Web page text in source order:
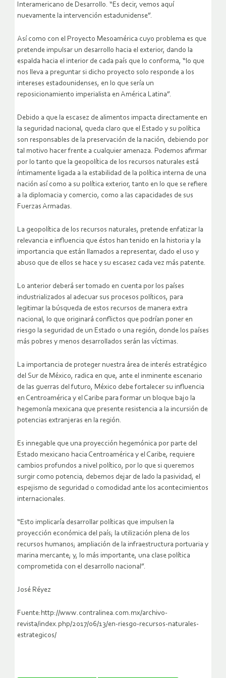
Interamericano de Desarrollo. “Es decir, vemos aquí
nuevamente la intervención estadunidense”.
Así como con el Proyecto Mesoamérica cuyo problema es que
pretende impulsar un desarrollo hacia el exterior, dando la
espalda hacia el interior de cada país que lo conforma, “lo que
nos lleva a preguntar si dicho proyecto solo responde a los
intereses estadounidenses, en lo que sería un
reposicionamiento imperialista en América Latina”.
Debido a que la escasez de alimentos impacta directamente en
la seguridad nacional, queda claro que el Estado y su política
son responsables de la preservación de la nación, debiendo por
tal motivo hacer frente a cualquier amenaza. Podemos afirmar
por lo tanto que la geopolítica de los recursos naturales está
íntimamente ligada a la estabilidad de la política interna de una
nación así como a su política exterior, tanto en lo que se refiere
a la diplomacia y comercio, como a las capacidades de sus
Fuerzas Armadas.
La geopolítica de los recursos naturales, pretende enfatizar la
relevancia e influencia que éstos han tenido en la historia y la
importancia que están llamados a representar, dado el uso y
abuso que de ellos se hace y su escasez cada vez más patente.
Lo anterior deberá ser tomado en cuenta por los países
industrializados al adecuar sus procesos políticos, para
legitimar la búsqueda de estos recursos de manera extra
nacional, lo que originará conflictos que podrían poner en
riesgo la seguridad de un Estado o una región, donde los países
más pobres y menos desarrollados serán las víctimas.
La importancia de proteger nuestra área de interés estratégico
del Sur de México, radica en que, ante el inminente escenario
de las guerras del futuro, México debe fortalecer su influencia
en Centroamérica y el Caribe para formar un bloque bajo la
hegemonía mexicana que presente resistencia a la incursión de
potencias extranjeras en la región.
Es innegable que una proyección hegemónica por parte del
Estado mexicano hacia Centroamérica y el Caribe, requiere
cambios profundos a nivel político, por lo que si queremos
surgir como potencia, debemos dejar de lado la pasividad, el
espejismo de seguridad o comodidad ante los acontecimientos
internacionales.
“Esto implicaría desarrollar políticas que impulsen la
proyección económica del país; la utilización plena de los
recursos humanos; ampliación de la infraestructura portuaria y
marina mercante; y, lo más importante, una clase política
comprometida con el desarrollo nacional”.
José Réyez
Fuente:http://www.contralinea.com.mx/archivo-
revista/index.php/2017/06/13/en-riesgo-recursos-naturales-
estrategicos/